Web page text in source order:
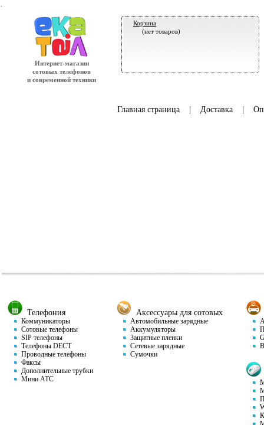
Интернет-магазин
сотовых телефонов
и современной техники
Корзина
(нет товаров)
Главная страница| Доставка|
Телефония
Коммуникаторы
Сотовые телефоны
SIP телефоны
Телефоны DECT
Проводные телефоны
Факсы
Дополнительные трубки
Мини АТС
Аксессуары для сотовых
Автомобильные зарядные
Аккумуляторы
Защитные пленки
Сетевые зарядные
Сумочки